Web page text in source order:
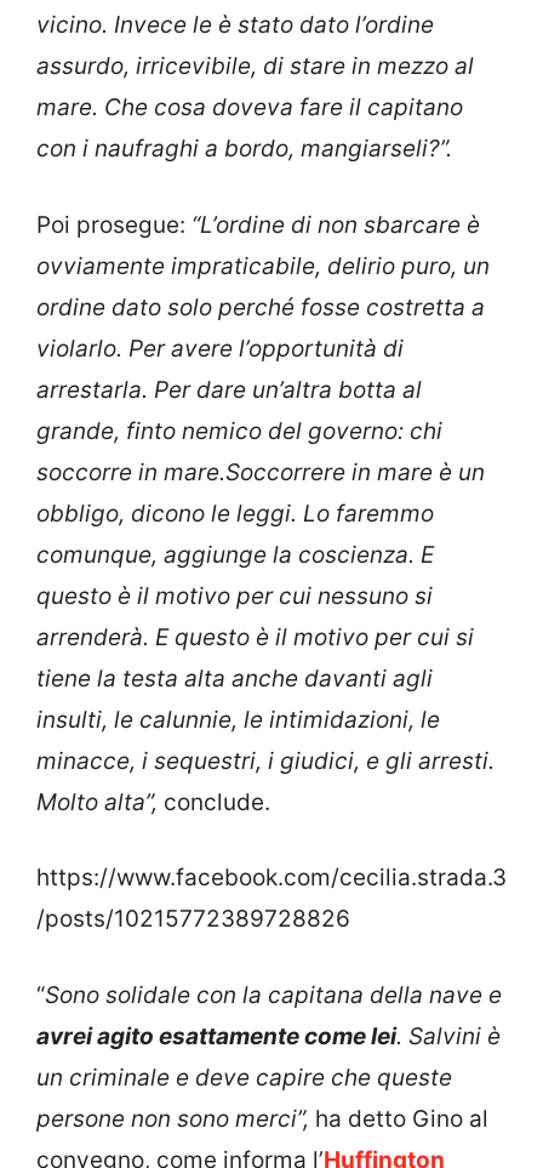
vicino. Invece le è stato dato l’ordine
assurdo, irricevibile, di stare in mezzo al
mare. Che cosa doveva fare il capitano
con i naufraghi a bordo, mangiarseli?”.
Poi prosegue: “L’ordine di non sbarcare è
ovviamente impraticabile, delirio puro, un
ordine dato solo perché fosse costretta a
violarlo. Per avere l’opportunità di
arrestarla. Per dare un’altra botta al
grande, finto nemico del governo: chi
soccorre in mare.Soccorrere in mare è un
obbligo, dicono le leggi. Lo faremmo
comunque, aggiunge la coscienza. E
questo è il motivo per cui nessuno si
arrenderà. E questo è il motivo per cui si
tiene la testa alta anche davanti agli
insulti, le calunnie, le intimidazioni, le
minacce, i sequestri, i giudici, e gli arresti.
Molto alta”, conclude.
https://www.facebook.com/cecilia.strada.3
/posts/10215772389728826
“Sono solidale con la capitana della nave e
avrei agito esattamente come lei. Salvini è
un criminale e deve capire che queste
persone non sono merci”, ha detto Gino al
convegno, come informa l’Huffington